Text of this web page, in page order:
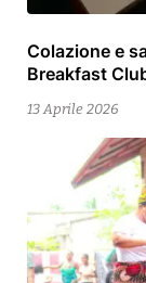
Colazione e
Breakfast
13 Aprile 2026
13
Aprile
2026